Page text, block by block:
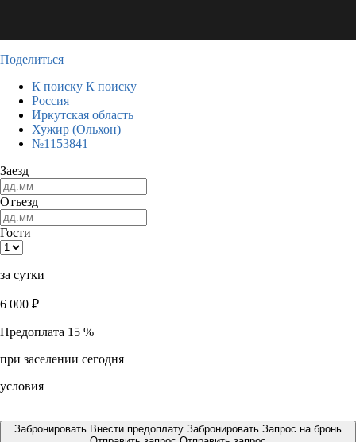
Поделиться
К поиску К поиску
Россия
Иркутская область
Хужир (Ольхон)
№1153841
Заезд
Отъезд
Гости
за сутки
6 000 ₽
Предоплата 15 %
при заселении сегодня
условия
Забронировать Внести предоплату Забронировать Запрос на бронь